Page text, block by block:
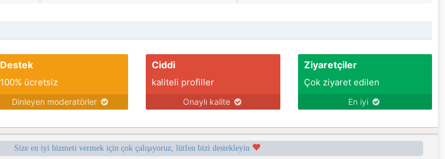
Destek
100% ücretsiz
Dinleyen moderatörler
Ciddi
kaliteli profiller
Onaylı kalite
Ziyaretçiler
Çok ziyaret edilen
En iyi
Size en iyi hizmeti vermek için çok çalışıyoruz, lütfen bizi destekleyin